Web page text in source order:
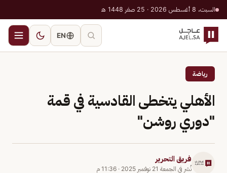
السبت، 8 أغسطس 2026 · 25 صفر 1448 هـ
EN
رياضة
الأهلي يتخطى القادسية في قمة
"دوري روشن"
فريق التحرير
نُشر في الجمعة 21 نوفمبر 2025 · 11:36 م